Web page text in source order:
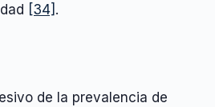
[34] .
de la prevalencia de